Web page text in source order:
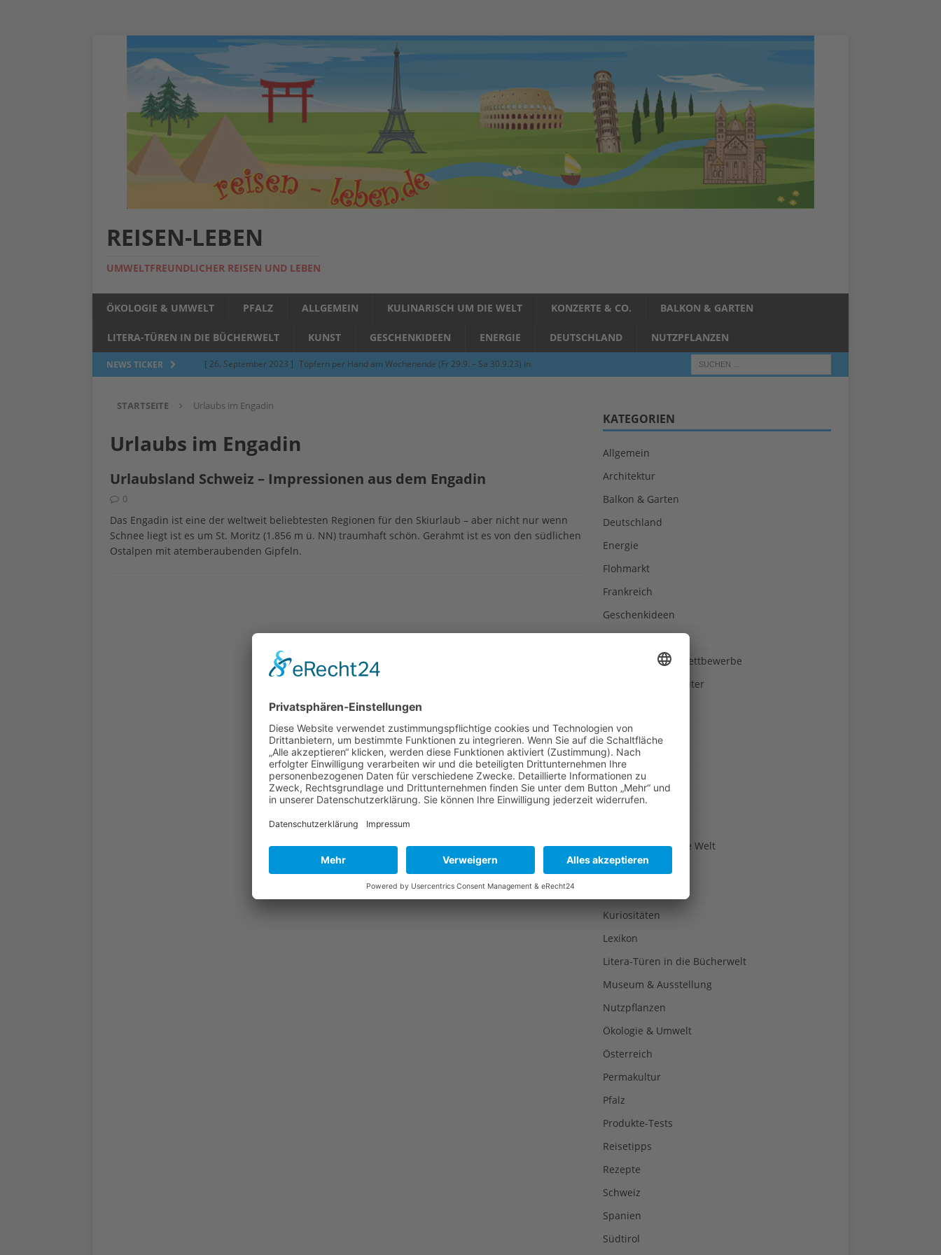
REISEN-LEBEN
UMWELTFREUNDLICHER REISEN UND LEBEN
ÖKOLOGIE & UMWELT PFALZ ALLGEMEIN KULINARISCH UM DIE WELT KONZERTE & CO. BALKON & GARTEN
LITERA-TÜREN IN DIE BÜCHERWELT KUNST GESCHENKIDEEN ENERGIE DEUTSCHLAND NUTZPFLANZEN
NEWS TICKER [ 26. September 2023 ] Töpfern per Hand am Wochenende (Fr 29.9. – Sa 30.9.23) in
[ 5. Juni 2023 ] Töpfern am Abend – Schnupperkurse an der Töpferscheibe in Schifferstadt
ALLGEMEIN
[ 24. März 2023 ]
[ 24. März 2023 ] Töpfern per Hand am Abend in Limburgerhof
ALLGEMEIN
[ 12. Juni 2014 ]
Grasmilben (Herbstgrasmilben, Erntemilben) sind unterwegs: Das große
Jucken auf acht Beinen…
STARTSEITE Urlaubs im Engadin
Urlaubs im Engadin
Urlaubsland Schweiz – Impressionen aus dem Engadin
0
Das Engadin ist eine der weltweit beliebtesten Regionen für den Skiurlaub – aber nicht nur wenn
Schnee liegt ist es um St. Moritz (1.856 m ü. NN) traumhaft schön. Gerahmt ist es von den südlichen
Ostalpen mit atemberaubenden Gipfeln.
KATEGORIEN
Allgemein
Architektur
Balkon & Garten
Deutschland
Energie
Flohmarkt
Frankreich
Geschenkideen
Gewinnspiele & Wettbewerbe
Gewürze und Kräuter
Hochwasser
Ideen-Reich
Italien
Japan
Kulinarisch um die Welt
Kultur
Kuriositäten
Lexikon
Litera-Türen in die Bücherwelt
Museum & Ausstellung
Nutzpflanzen
Ökologie & Umwelt
Österreich
Permakultur
Pfalz
Produkte-Tests
Reisetipps
Rezepte
Schweiz
Spanien
Südtirol